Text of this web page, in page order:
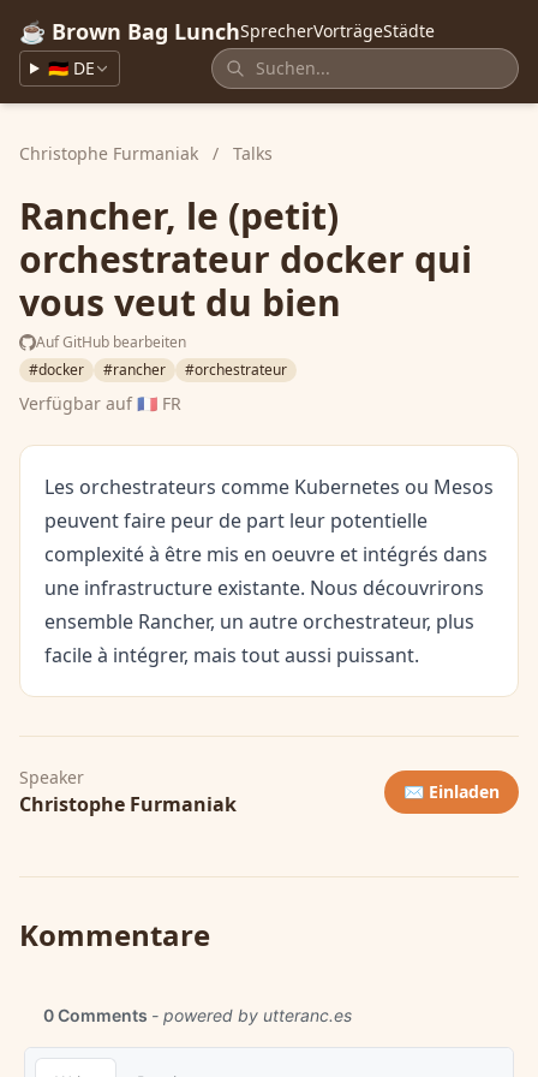
☕ Brown Bag LunchSprecherVorträgeStädte
🇩🇪 DE
Christophe Furmaniak / Talks
Rancher, le (petit)
orchestrateur docker qui
vous veut du bien
Auf GitHub bearbeiten
#docker
#rancher #orchestrateur
Verfügbar auf🇫🇷 FR
Les orchestrateurs comme Kubernetes ou Mesos
peuvent faire peur de part leur potentielle
complexité à être mis en oeuvre et intégrés dans
une infrastructure existante. Nous découvrirons
ensemble Rancher, un autre orchestrateur, plus
facile à intégrer, mais tout aussi puissant.
Speaker
Christophe Furmaniak ✉️ Einladen
Kommentare